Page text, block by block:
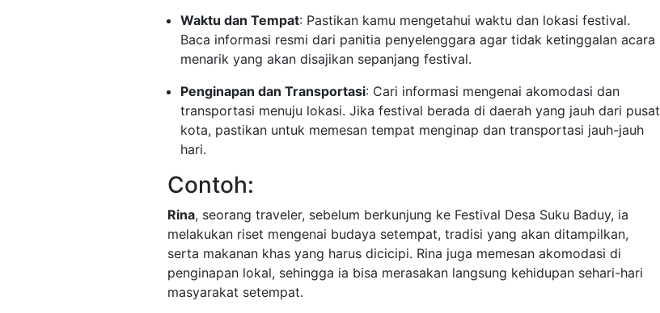
Waktu dan Tempat: Pastikan kamu mengetahui waktu dan lokasi festival.
Baca informasi resmi dari panitia penyelenggara agar tidak ketinggalan acara
menarik yang akan disajikan sepanjang festival.
Penginapan dan Transportasi: Cari informasi mengenai akomodasi dan
transportasi menuju lokasi. Jika festival berada di daerah yang jauh dari pusat
kota, pastikan untuk memesan tempat menginap dan transportasi jauh-jauh
hari.
Contoh:
Rina, seorang traveler, sebelum berkunjung ke Festival Desa Suku Baduy, ia
melakukan riset mengenai budaya setempat, tradisi yang akan ditampilkan,
serta makanan khas yang harus dicicipi. Rina juga memesan akomodasi di
penginapan lokal, sehingga ia bisa merasakan langsung kehidupan sehari-hari
masyarakat setempat.